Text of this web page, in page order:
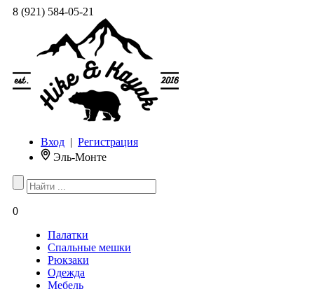
8 (921) 584-05-21
Вход | Регистрация
Эль-Монте
0
Палатки
Спальные мешки
Рюкзаки
Одежда
Мебель